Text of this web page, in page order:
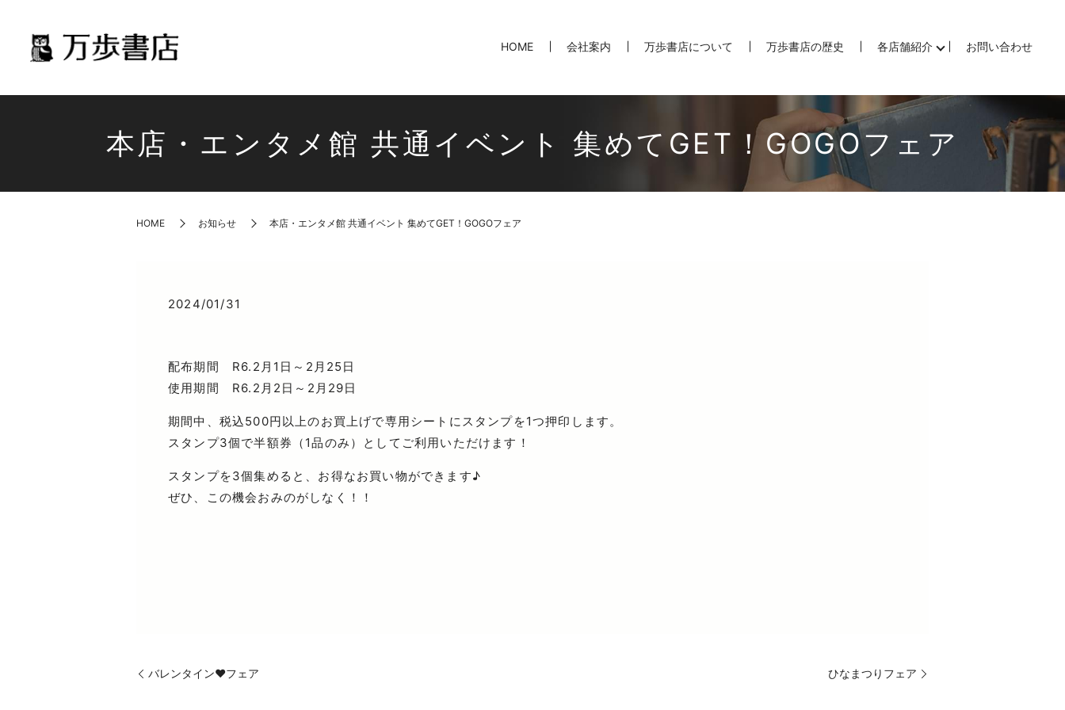
HOME 会社案内 万歩書店について 万歩書店の歴史 各店舗紹介 お問い合わせ
本店・エンタメ館 共通イベント 集めてGET！GOGOフェア
HOME お知らせ 本店・エンタメ館 共通イベント 集めてGET！GOGOフェア
2024/01/31
配布期間 R6.2月1日～2月25日
使用期間 R6.2月2日～2月29日
期間中、税込500円以上のお買上げで専用シートにスタンプを1つ押印します。
スタンプ3個で半額券（1品のみ）としてご利用いただけます！
スタンプを3個集めると、お得なお買い物ができます♪
ぜひ、この機会おみのがしなく！！
バレンタイン♥フェア ひなまつりフェア